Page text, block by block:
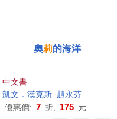
奧莉的海洋
中文書
凱文．漢克斯 趙永芬
優惠價: 7 折, 175 元